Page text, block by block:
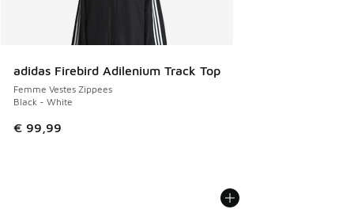
adidas Firebird Adilenium Track Top
Femme Vestes Zippees
Black - White
€ 99,99